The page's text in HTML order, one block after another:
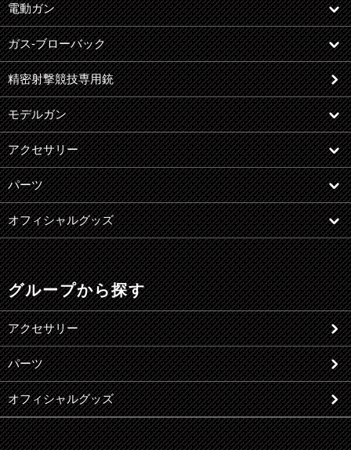
電動ガン
ガス-ブローバック
精密射撃競技専用銃
モデルガン
アクセサリー
パーツ
オフィシャルグッズ
グループから探す
アクセサリー
パーツ
オフィシャルグッズ